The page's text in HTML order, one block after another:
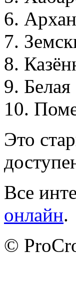
6. Архан
7. Земск
8. Казён
9. Белая
10. Пом
Это
Все
онлайн.
©